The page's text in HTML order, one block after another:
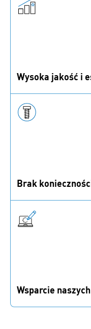
klejone.
Wysoka jakość i
wyglądu.
Brak
elementu głównego.
Wsparcie